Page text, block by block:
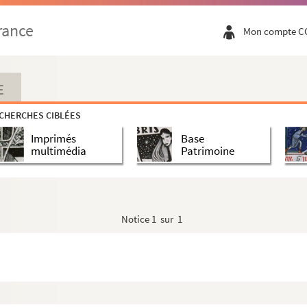
Mon compte
CIBLÉES
Imprimés
multimédia
Base
Patrimoine
Notice 1 sur 1